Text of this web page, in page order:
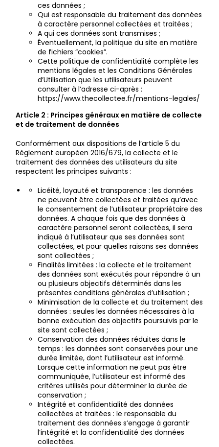
ces données ;
Qui est responsable du traitement des données
à caractère personnel collectées et traitées ;
A qui ces données sont transmises ;
Éventuellement, la politique du site en matière
de fichiers “cookies”.
Cette politique de confidentialité complète les
mentions légales et les Conditions Générales
d’Utilisation que les utilisateurs peuvent
consulter à l’adresse ci-après :
https://www.thecollectee.fr/mentions-legales/
Article 2 : Principes généraux en matière de collecte
et de traitement de données
Conformément aux dispositions de l’article 5 du
Règlement européen 2016/679, la collecte et le
traitement des données des utilisateurs du site
respectent les principes suivants :
Licéité, loyauté et transparence : les données
ne peuvent être collectées et traitées qu’avec
le consentement de l’utilisateur propriétaire des
données. A chaque fois que des données à
caractère personnel seront collectées, il sera
indiqué à l’utilisateur que ses données sont
collectées, et pour quelles raisons ses données
sont collectées ;
Finalités limitées : la collecte et le traitement
des données sont exécutés pour répondre à un
ou plusieurs objectifs déterminés dans les
présentes conditions générales d’utilisation ;
Minimisation de la collecte et du traitement des
données : seules les données nécessaires à la
bonne exécution des objectifs poursuivis par le
site sont collectées ;
Conservation des données réduites dans le
temps : les données sont conservées pour une
durée limitée, dont l’utilisateur est informé.
Lorsque cette information ne peut pas être
communiquée, l’utilisateur est informé des
critères utilisés pour déterminer la durée de
conservation ;
Intégrité et confidentialité des données
collectées et traitées : le responsable du
traitement des données s’engage à garantir
l’intégrité et la confidentialité des données
collectées.